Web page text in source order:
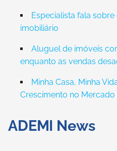
Especialista fala
imobiliário
Aluguel de imóveis
enquanto as vendas
Minha Casa, Minha
Crescimento no Mercado
ADEMI News